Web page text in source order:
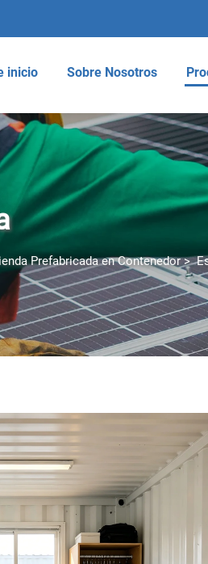
inicio Sobre Nosotros
Prefabricada en Contenedor>